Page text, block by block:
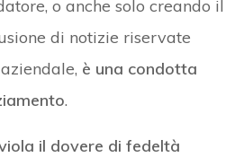
o anche solo creando il
di notizie riservate
è una condotta
.
il dovere di fedeltà